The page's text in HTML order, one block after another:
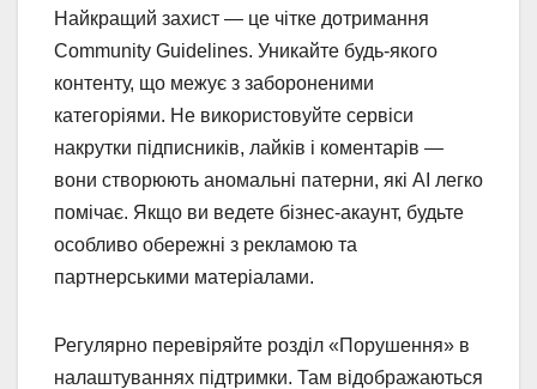
Найкращий захист — це чітке дотримання
Community Guidelines. Уникайте будь-якого
контенту, що межує з забороненими
категоріями. Не використовуйте сервіси
накрутки підписників, лайків і коментарів —
вони створюють аномальні патерни, які AI легко
помічає. Якщо ви ведете бізнес-акаунт, будьте
особливо обережні з рекламою та
партнерськими матеріалами.
Регулярно перевіряйте розділ «Порушення» в
налаштуваннях підтримки. Там відображаються